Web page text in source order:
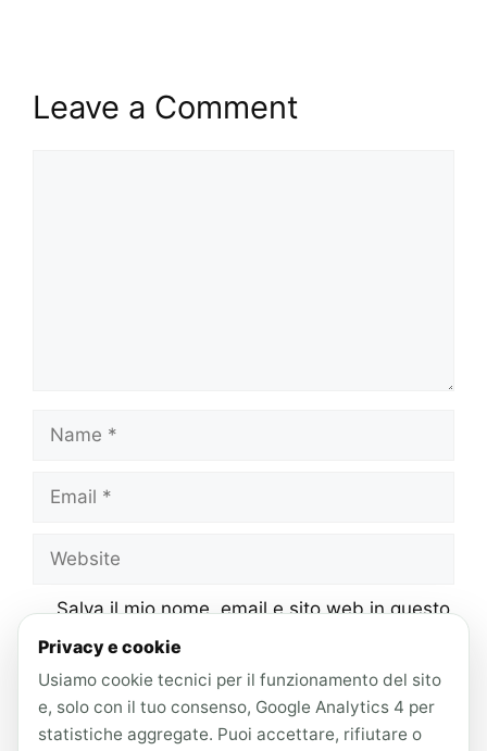
Leave a Comment
Name
Email
Website
Salva il mio nome, email e sito web in questo
browser per la prossima volta che
commento.
Privacy e cookie
Usiamo cookie tecnici per il funzionamento del sito
e, solo con il tuo consenso, Google Analytics 4 per
statistiche aggregate. Puoi accettare, rifiutare o